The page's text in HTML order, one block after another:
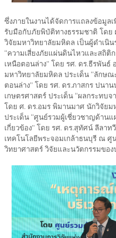
ซึ่งภายในงานได้จัดการแถลงข้อมูล
รับมือกับภัยพิบัติทางธรรมชาติ โดย
วิจัยมหาวิทยาลัยมหิดล เป็นผู้ดำเนิ
“ความเสี่ยงภัยแผ่นดินไหวและสถิติ
เหนือตอนล่าง” โดย รศ. ดร.ธีรพันธ์
มหาวิทยาลัยมหิดล ประเด็น “ลักษ
ตอนล่าง” โดย รศ. ดร.ภาสกร ปนา
เกษตรศาสตร์ ประเด็น “ผลกระทบ
โดย ศ. ดร.อมร พิมานมาศ นักวิจัยม
ประเด็น “ศูนย์รวมผู้เชี่ยวชาญด้าน
เกี่ยวข้อง” โดย รศ. ดร.สุทัศน์ ลีลา
เทคโนโลยีพระจอมเกล้าธนบุรี ณ ศู
วิทยาศาสตร์ วิจัยและนวัตกรรมของ